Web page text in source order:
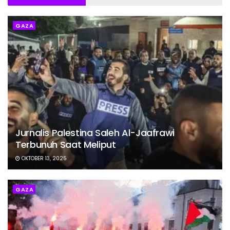
GAZA
Jurnalis Palestina Saleh Al-Jaafrawi
Terbunuh Saat Meliput
OKTOBER 13, 2025
GAZA